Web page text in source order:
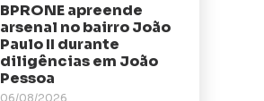
BPRONE apreende
arsenal no bairro João
Paulo II durante
diligências em João
Pessoa
06/08/2026